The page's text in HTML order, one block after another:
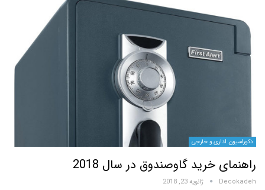
و خارجی
خرید گاوصندوق در سال 2018
ژانویه 23, 2018